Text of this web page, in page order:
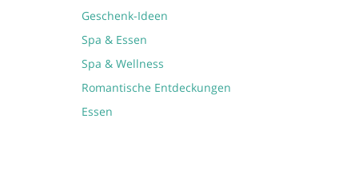
Geschenk-Ideen
Spa & Essen
Spa & Wellness
Romantische Entdeckungen
Essen